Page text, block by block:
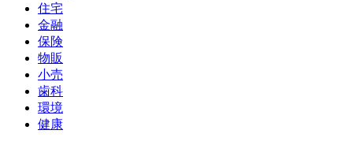
住宅
金融
保険
物販
小売
歯科
環境
健康